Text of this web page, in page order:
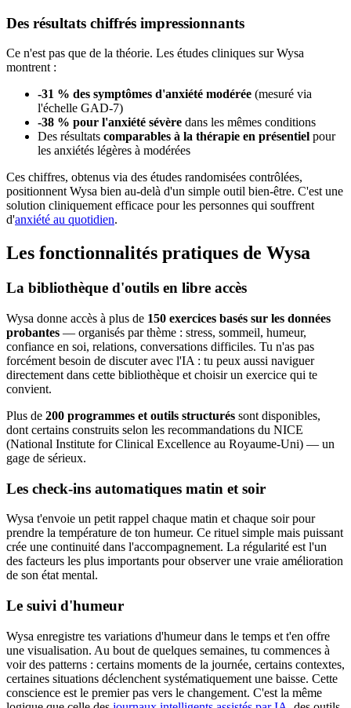
Des résultats chiffrés impressionnants
Ce n'est pas que de la théorie. Les études cliniques sur Wysa
montrent :
-31 % des symptômes d'anxiété modérée (mesuré via
l'échelle GAD-7)
-38 % pour l'anxiété sévère dans les mêmes conditions
Des résultats comparables à la thérapie en présentiel pour
les anxiétés légères à modérées
Ces chiffres, obtenus via des études randomisées contrôlées,
positionnent Wysa bien au-delà d'un simple outil bien-être. C'est une
solution cliniquement efficace pour les personnes qui souffrent
d'anxiété au quotidien.
Les fonctionnalités pratiques de Wysa
La bibliothèque d'outils en libre accès
Wysa donne accès à plus de 150 exercices basés sur les données
probantes — organisés par thème : stress, sommeil, humeur,
confiance en soi, relations, conversations difficiles. Tu n'as pas
forcément besoin de discuter avec l'IA : tu peux aussi naviguer
directement dans cette bibliothèque et choisir un exercice qui te
convient.
Plus de 200 programmes et outils structurés sont disponibles,
dont certains construits selon les recommandations du NICE
(National Institute for Clinical Excellence au Royaume-Uni) — un
gage de sérieux.
Les check-ins automatiques matin et soir
Wysa t'envoie un petit rappel chaque matin et chaque soir pour
prendre la température de ton humeur. Ce rituel simple mais puissant
crée une continuité dans l'accompagnement. La régularité est l'un
des facteurs les plus importants pour observer une vraie amélioration
de son état mental.
Le suivi d'humeur
Wysa enregistre tes variations d'humeur dans le temps et t'en offre
une visualisation. Au bout de quelques semaines, tu commences à
voir des patterns : certains moments de la journée, certains contextes,
certaines situations déclenchent systématiquement une baisse. Cette
conscience est le premier pas vers le changement. C'est la même